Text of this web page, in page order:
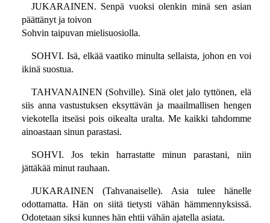
JUKARAINEN. Senpä vuoksi olenkin minä sen asian
päättänyt ja toivon
Sohvin taipuvan mielisuosiolla.
SOHVI. Isä, elkää vaatiko minulta sellaista, johon en voi
ikinä suostua.
TAHVANAINEN (Sohville). Sinä olet jalo tyttönen, elä
siis anna vastustuksen eksyttävän ja maailmallisen hengen
viekotella itseäsi pois oikealta uralta. Me kaikki tahdomme
ainoastaan sinun parastasi.
SOHVI. Jos tekin harrastatte minun parastani, niin
jättäkää minut rauhaan.
JUKARAINEN (Tahvanaiselle). Asia tulee hänelle
odottamatta. Hän on siitä tietysti vähän hämmennyksissä.
Odotetaan siksi kunnes hän ehtii vähän ajatella asiata.